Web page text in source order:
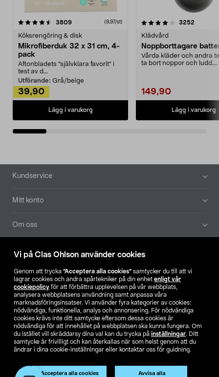
Vi på Clas Ohlson använder cookies
Genom att trycka ”Acceptera alla cookies” samtycker du till att vi
lagrar cookies och andra spårtekniker på din enhet enligt vår
cookiepolicy för att förbättra upplevelsen på vår webbplats,
analysera webbplatsens användning samt anpassa våra
marknadsföringsinsatser. Vi använder fyra kategorier av cookies:
nödvändiga, funktionella, analys och annonsering. För nödvändiga
cookies krävs inte ditt samtycke eftersom dessa cookies är
nödvändiga för att innehållet på webbplatsen ska kunna fungera. Om
du istället vill skräddarsy dina val kan du trycka på inställningar. Ditt
samtycke är frivilligt och kan återkallas när som helst genom att du
ändrar i dina cookie-inställningar eller kontaktar oss för guidning.
Acceptera alla cookies Avvisa alla
3809recensioner (9,97/st)
Köksrengöring & disk
Mikrofiberduk 32 x 31 cm, 4-
pack
Aftonbladets "självklara favorit” i
test av d...
Utförande: Grå/beige
39,90
Lägg i varukorg
4.0av 5 stjärnor 3252
Klädvård
Noppborttagare
Vårda kläder och andra
ta bort noppor och ludd.
149,90
Lägg i varukorg
4.5av 5 stjärnor
Sidfot
Kundservice
Mitt konto
Om oss
Aktuellt
Våra bolag
Hitta butik
SE NO FI